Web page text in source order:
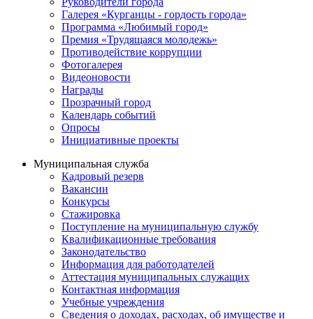
Галерея «Курганцы - гордость города»
Программа «Любимый город»
Премия «Трудящаяся молодежь»
Противодействие коррупции
Фотогалерея
Видеоновости
Награды
Прозрачный город
Календарь событий
Опросы
Инициативные проекты
Муниципальная служба
Кадровый резерв
Вакансии
Конкурсы
Стажировка
Поступление на муниципальную службу
Квалификационные требования
Законодательство
Информация для работодателей
Аттестация муниципальных служащих
Контактная информация
Учебные учреждения
Сведения о доходах, расходах, об имуществе и